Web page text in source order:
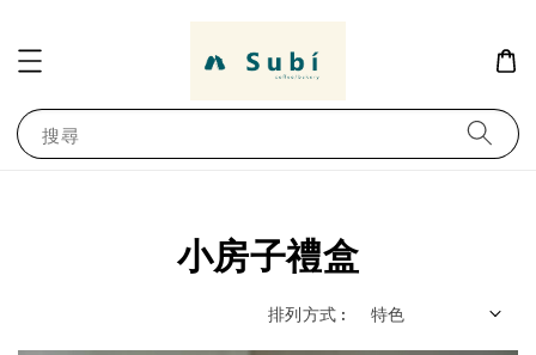
搜尋
小房子禮盒
排列方式 :